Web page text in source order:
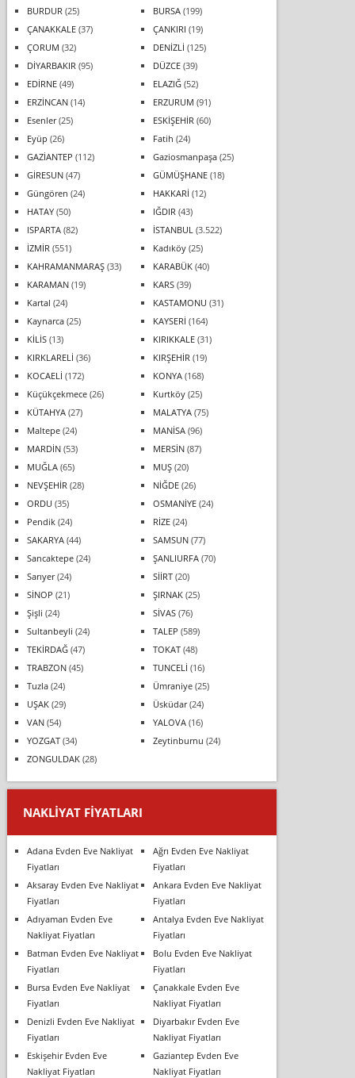
BURDUR (25) BURSA(199)
ÇANAKKALE(37) ÇANKIRI (19)
ÇORUM (32) DENİZLİ (125)
DİYARBAKIR (95) DÜZCE(39)
EDİRNE(49) ELAZIĞ(52)
ERZİNCAN(14) ERZURUM (91)
Esenler(25) ESKİŞEHİR (60)
Eyüp (26) Fatih (24)
GAZİANTEP (112) Gaziosmanpaşa(25)
GİRESUN(47) GÜMÜŞHANE(18)
Güngören (24) HAKKARİ (12)
HATAY(50) IĞDIR (43)
ISPARTA(82) İSTANBUL (3.522)
İZMİR (551) Kadıköy(25)
KAHRAMANMARAŞ(33) KARABÜK(40)
KARAMAN(19) KARS(39)
Kartal (24) KASTAMONU (31)
Kaynarca(25) KAYSERİ (164)
KİLİS(13) KIRIKKALE(31)
KIRKLARELİ (36) KIRŞEHİR (19)
KOCAELİ (172) KONYA(168)
Küçükçekmece(26) Kurtköy(25)
KÜTAHYA(27) MALATYA(75)
Maltepe(24) MANİSA(96)
MARDİN(53) MERSİN(87)
MUĞLA(65) MUŞ(20)
NEVŞEHİR (28) NİĞDE(26)
ORDU (35) OSMANİYE(24)
Pendik(24) RİZE(24)
SAKARYA(44) SAMSUN(77)
Sancaktepe(24) ŞANLIURFA(70)
Sarıyer(24) SİİRT(20)
SİNOP (21) ŞIRNAK(25)
Şişli (24) SİVAS(76)
Sultanbeyli (24) TALEP (589)
TEKİRDAĞ(47) TOKAT(48)
TRABZON(45) TUNCELİ (16)
Tuzla(24) Ümraniye(25)
UŞAK(29) Üsküdar(24)
VAN(54) YALOVA(16)
YOZGAT(34) Zeytinburnu (24)
ZONGULDAK(28)
NAKLIYAT FIYATLARI
Adana Evden Eve Nakliyat
Fiyatları
Ağrı Evden Eve Nakliyat
Fiyatları
Aksaray Evden Eve Nakliyat
Fiyatları
Ankara Evden Eve Nakliyat
Fiyatları
Adıyaman Evden Eve
Nakliyat Fiyatları
Antalya Evden Eve Nakliyat
Fiyatları
Batman Evden Eve Nakliyat
Fiyatları
Bolu Evden Eve Nakliyat
Fiyatları
Bursa Evden Eve Nakliyat
Fiyatları
Çanakkale Evden Eve
Nakliyat Fiyatları
Denizli Evden Eve Nakliyat
Fiyatları
Diyarbakır Evden Eve
Nakliyat Fiyatları
Eskişehir Evden Eve
Nakliyat Fiyatları
Gaziantep Evden Eve
Nakliyat Fiyatları